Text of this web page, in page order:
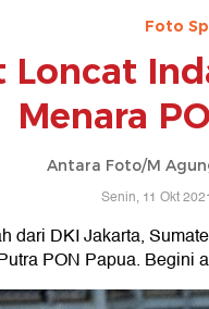
Foto
Loncat
Menara
Antara Foto/M
Senin, 11 Okt
dari DKI Jakarta,
PON Papua. Begini